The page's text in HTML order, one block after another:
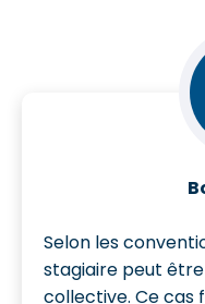
Selon les
stagiaire peut
collective. Ce cas